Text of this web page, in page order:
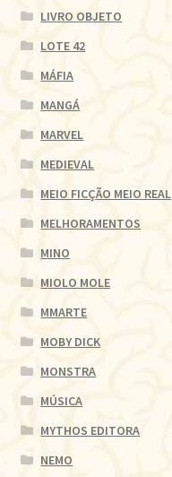
LIVRO OBJETO
LOTE 42
MÁFIA
MANGÁ
MARVEL
MEDIEVAL
MEIO FICÇÃO MEIO REAL
MELHORAMENTOS
MINO
MIOLO MOLE
MMARTE
MOBY DICK
MONSTRA
MÚSICA
MYTHOS EDITORA
NEMO